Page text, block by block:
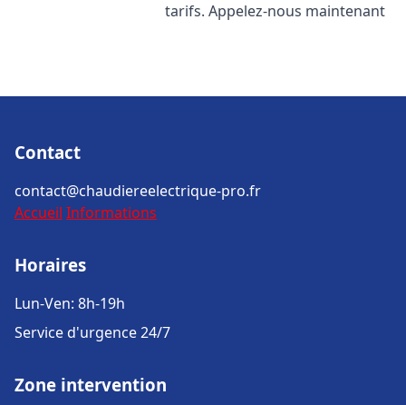
tarifs. Appelez-nous maintenant
Contact
contact@chaudiereelectrique-pro.fr
Accueil Informations
Horaires
Lun-Ven: 8h-19h
Service d'urgence 24/7
Zone intervention